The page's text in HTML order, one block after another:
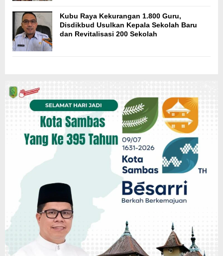
Kubu Raya Kekurangan 1.800 Guru,
Disdikbud Usulkan Kepala Sekolah Baru
dan Revitalisasi 200 Sekolah